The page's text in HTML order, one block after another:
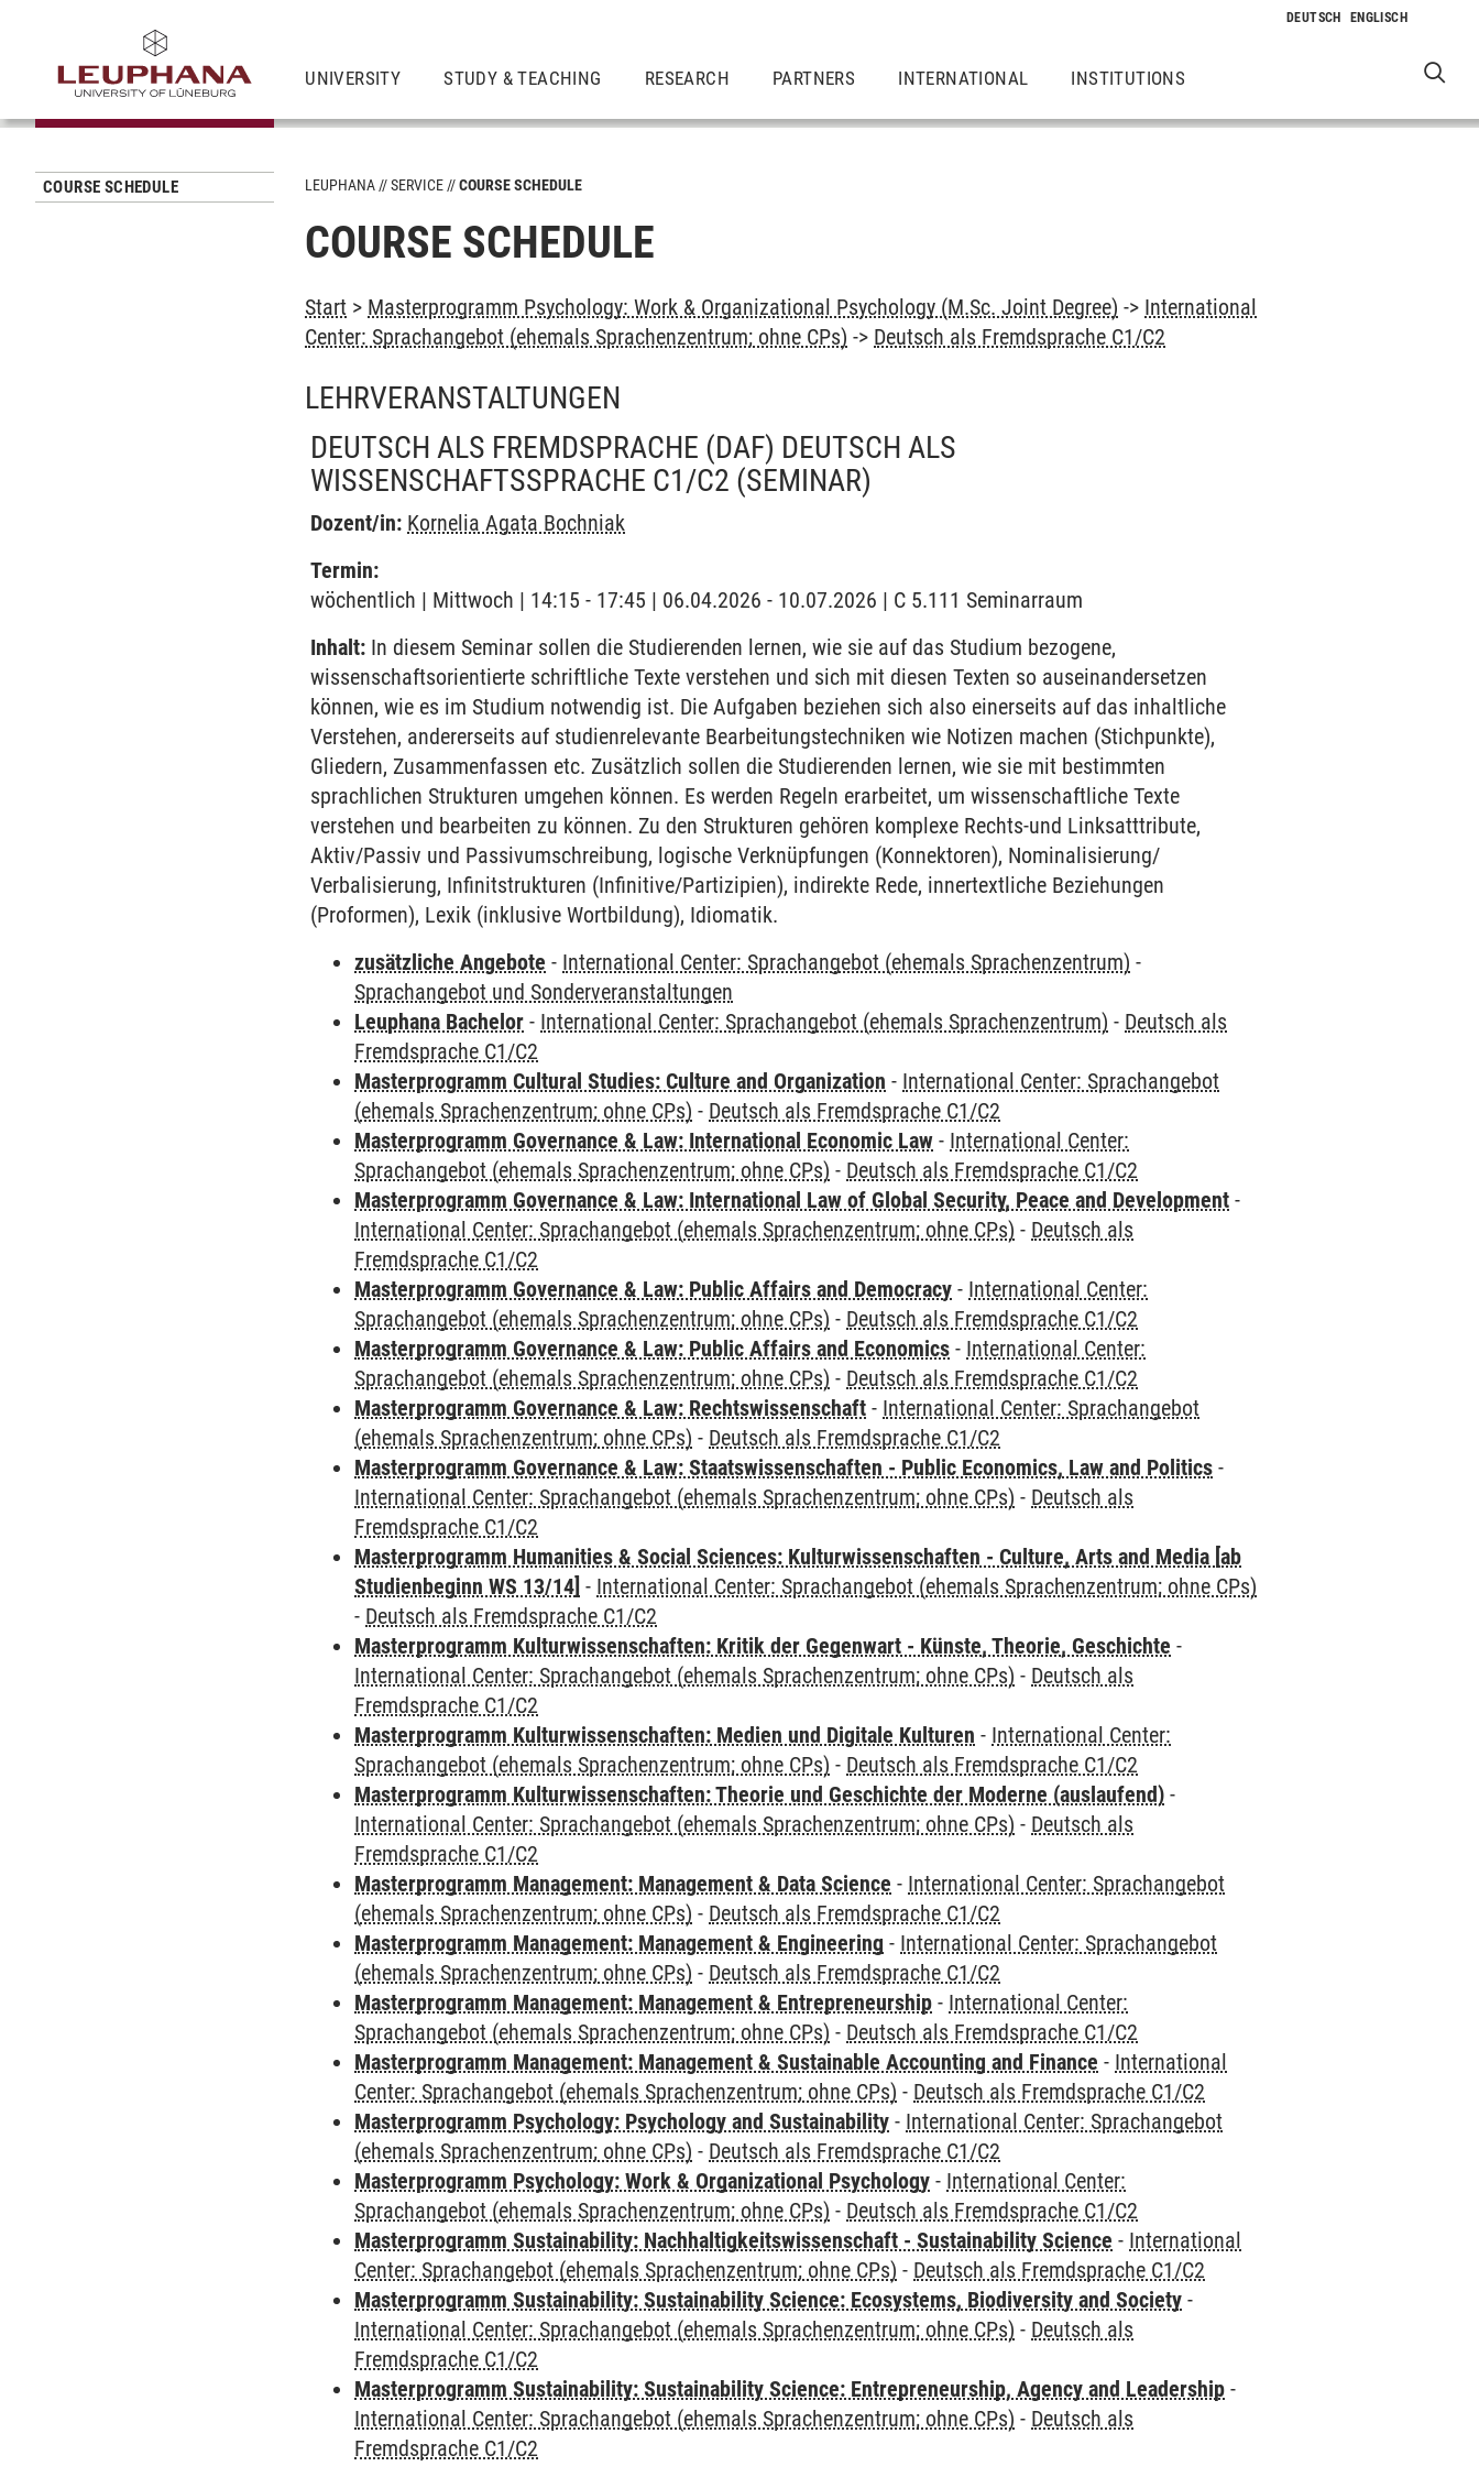
UNIVERSITY STUDY & TEACHING RESEARCH PARTNERS INTERNATIONAL INSTITUTIONS
COURSE SCHEDULE LEUPHANA SERVICE COURSE SCHEDULE
COURSE SCHEDULE
Start > Masterprogramm Psychology: Work & Organizational Psychology (M.Sc. Joint Degree) -> International
Center: Sprachangebot (ehemals Sprachenzentrum; ohne CPs) -> Deutsch als Fremdsprache C1/C2
LEHRVERANSTALTUNGEN
DEUTSCH ALS FREMDSPRACHE (DAF) DEUTSCH ALS
WISSENSCHAFTSSPRACHE C1/C2 (SEMINAR)
Dozent/in: Kornelia Agata Bochniak
Termin:
wöchentlich | Mittwoch | 14:15 - 17:45 | 06.04.2026 - 10.07.2026 | C 5.111 Seminarraum
Inhalt: In diesem Seminar sollen die Studierenden lernen, wie sie auf das Studium bezogene,
wissenschaftsorientierte schriftliche Texte verstehen und sich mit diesen Texten so auseinandersetzen
können, wie es im Studium notwendig ist. Die Aufgaben beziehen sich also einerseits auf das inhaltliche
Verstehen, andererseits auf studienrelevante Bearbeitungstechniken wie Notizen machen (Stichpunkte),
Gliedern, Zusammenfassen etc. Zusätzlich sollen die Studierenden lernen, wie sie mit bestimmten
sprachlichen Strukturen umgehen können. Es werden Regeln erarbeitet, um wissenschaftliche Texte
verstehen und bearbeiten zu können. Zu den Strukturen gehören komplexe Rechts-und Linksatttribute,
Aktiv/Passiv und Passivumschreibung, logische Verknüpfungen (Konnektoren), Nominalisierung/
Verbalisierung, Infinitstrukturen (Infinitive/Partizipien), indirekte Rede, innertextliche Beziehungen
(Proformen), Lexik (inklusive Wortbildung), Idiomatik.
zusätzliche Angebote - International Center: Sprachangebot (ehemals Sprachenzentrum) -
Sprachangebot und Sonderveranstaltungen
Leuphana Bachelor - International Center: Sprachangebot (ehemals Sprachenzentrum) - Deutsch als
Fremdsprache C1/C2
Masterprogramm Cultural Studies: Culture and Organization - International Center: Sprachangebot
(ehemals Sprachenzentrum; ohne CPs) - Deutsch als Fremdsprache C1/C2
Masterprogramm Governance & Law: International Economic Law - International Center:
Sprachangebot (ehemals Sprachenzentrum; ohne CPs) - Deutsch als Fremdsprache C1/C2
Masterprogramm Governance & Law: International Law of Global Security, Peace and Development -
International Center: Sprachangebot (ehemals Sprachenzentrum; ohne CPs) - Deutsch als
Fremdsprache C1/C2
Masterprogramm Governance & Law: Public Affairs and Democracy - International Center:
Sprachangebot (ehemals Sprachenzentrum; ohne CPs) - Deutsch als Fremdsprache C1/C2
Masterprogramm Governance & Law: Public Affairs and Economics - International Center:
Sprachangebot (ehemals Sprachenzentrum; ohne CPs) - Deutsch als Fremdsprache C1/C2
Masterprogramm Governance & Law: Rechtswissenschaft - International Center: Sprachangebot
(ehemals Sprachenzentrum; ohne CPs) - Deutsch als Fremdsprache C1/C2
Masterprogramm Governance & Law: Staatswissenschaften - Public Economics, Law and Politics -
International Center: Sprachangebot (ehemals Sprachenzentrum; ohne CPs) - Deutsch als
Fremdsprache C1/C2
Masterprogramm Humanities & Social Sciences: Kulturwissenschaften - Culture, Arts and Media [ab
Studienbeginn WS 13/14] - International Center: Sprachangebot (ehemals Sprachenzentrum; ohne CPs)
- Deutsch als Fremdsprache C1/C2
Masterprogramm Kulturwissenschaften: Kritik der Gegenwart - Künste, Theorie, Geschichte -
International Center: Sprachangebot (ehemals Sprachenzentrum; ohne CPs) - Deutsch als
Fremdsprache C1/C2
Masterprogramm Kulturwissenschaften: Medien und Digitale Kulturen - International Center:
Sprachangebot (ehemals Sprachenzentrum; ohne CPs) - Deutsch als Fremdsprache C1/C2
Masterprogramm Kulturwissenschaften: Theorie und Geschichte der Moderne (auslaufend) -
International Center: Sprachangebot (ehemals Sprachenzentrum; ohne CPs) - Deutsch als
Fremdsprache C1/C2
Masterprogramm Management: Management & Data Science - International Center: Sprachangebot
(ehemals Sprachenzentrum; ohne CPs) - Deutsch als Fremdsprache C1/C2
Masterprogramm Management: Management & Engineering - International Center: Sprachangebot
(ehemals Sprachenzentrum; ohne CPs) - Deutsch als Fremdsprache C1/C2
Masterprogramm Management: Management & Entrepreneurship - International Center:
Sprachangebot (ehemals Sprachenzentrum; ohne CPs) - Deutsch als Fremdsprache C1/C2
Masterprogramm Management: Management & Sustainable Accounting and Finance - International
Center: Sprachangebot (ehemals Sprachenzentrum; ohne CPs) - Deutsch als Fremdsprache C1/C2
Masterprogramm Psychology: Psychology and Sustainability - International Center: Sprachangebot
(ehemals Sprachenzentrum; ohne CPs) - Deutsch als Fremdsprache C1/C2
Masterprogramm Psychology: Work & Organizational Psychology - International Center:
Sprachangebot (ehemals Sprachenzentrum; ohne CPs) - Deutsch als Fremdsprache C1/C2
Masterprogramm Sustainability: Nachhaltigkeitswissenschaft - Sustainability Science - International
Center: Sprachangebot (ehemals Sprachenzentrum; ohne CPs) - Deutsch als Fremdsprache C1/C2
Masterprogramm Sustainability: Sustainability Science: Ecosystems, Biodiversity and Society -
International Center: Sprachangebot (ehemals Sprachenzentrum; ohne CPs) - Deutsch als
Fremdsprache C1/C2
Masterprogramm Sustainability: Sustainability Science: Entrepreneurship, Agency and Leadership -
International Center: Sprachangebot (ehemals Sprachenzentrum; ohne CPs) - Deutsch als
Fremdsprache C1/C2